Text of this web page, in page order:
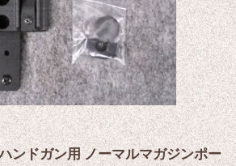
ンドガン用 ノーマルマガジンポー